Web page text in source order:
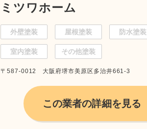
ミツワホーム
外壁塗装 屋根塗装 防水塗装
室内塗装 その他塗装
〒587-0012 大阪府堺市美原区多治井661-3
この業者の詳細を見る